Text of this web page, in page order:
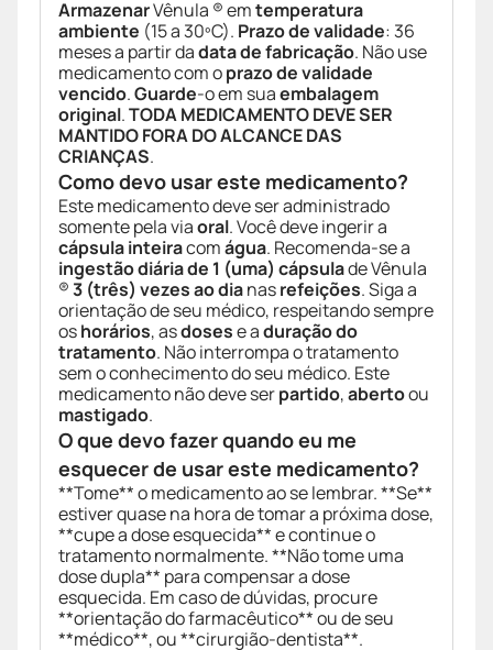
ArmazenarVênula ® emtemperatura
ambiente (15 a 30ºC). Prazo de validade: 36
meses a partir dadata de fabricação. Não use
medicamento com oprazo de validade
vencido.Guarde-o em suaembalagem
original.TODA MEDICAMENTO DEVE SER
MANTIDO FORA DO ALCANCE DAS
CRIANÇAS.
Como devo usar este medicamento?
Este medicamento deve ser administrado
somente pela viaoral. Você deve ingerir a
cápsula inteiracomágua. Recomenda-se a
ingestão diária de 1 (uma) cápsulade Vênula
®3 (três) vezes ao dianasrefeições. Siga a
orientação de seu médico, respeitando sempre
oshorários, asdosese aduração do
tratamento. Não interrompa o tratamento
sem o conhecimento do seu médico. Este
medicamento não deve serpartido,abertoou
mastigado.
O que devo fazer quando eu me
esquecer de usar este medicamento?
**Tome** o medicamento ao se lembrar. **Se**
estiver quase na hora de tomar a próxima dose,
**cupe a dose esquecida** e continue o
tratamento normalmente. **Não tome uma
dose dupla** para compensar a dose
esquecida. Em caso de dúvidas, procure
**orientação do farmacêutico** ou de seu
**médico**, ou **cirurgião-dentista**.